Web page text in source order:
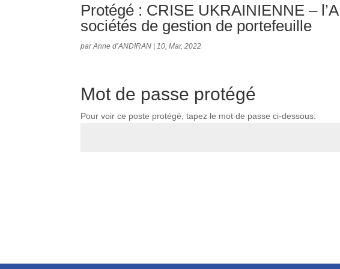
Protégé : CRISE UKRAINIENNE –
sociétés de gestion de portefeuille
parAnne d’ANDIRAN |10, Mar, 2022
Mot de passe protégé
Pour voir ce poste protégé, tapez le mot de passe ci-dessous: